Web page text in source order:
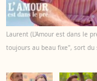
Laurent (L'Amour est dans le
toujours au beau fixe", sort du